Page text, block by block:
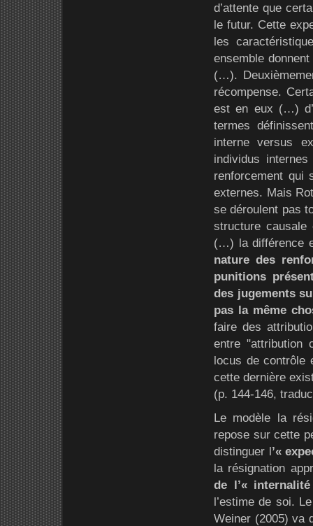
d’attente que
le futur. Cette
les
ensemble
(…).
récompense.
est en eux (…)
termes
interne versus
individus
renforcement qui
externes. Mais
se déroulent pas
structure causale
(…) la différence
nature des
punitions
des jugements
pas la même
faire des
entre "attribution
locus de contrôle
cette dernière
(p. 144-146,
Le modèle la
repose sur cette
distinguer l’«
la résignation
de l’«
l’estime de soi.
Weiner (2005) va